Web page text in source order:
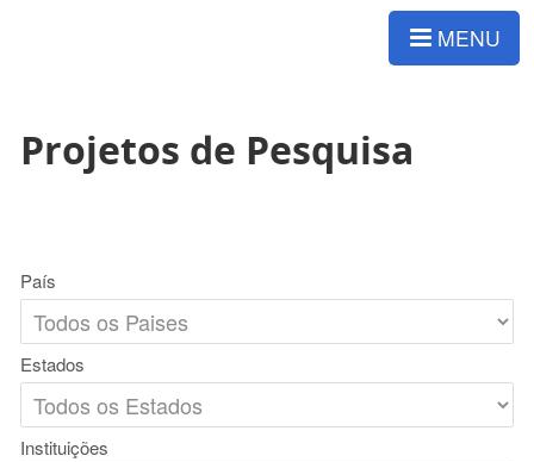
MENU
Projetos de Pesquisa
País
Estados
Instituições